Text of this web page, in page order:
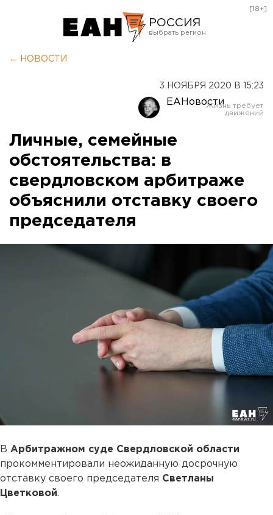
РОССИЯ
Оренбург
[18+]
← НОВОСТИ
3 НОЯБРЯ 2020 В 15:23
ЕАНовости
Личные, семейные
обстоятельства: в
свердловском арбитраже
объяснили отставку своего
председателя
В Арбитражном суде Свердловской области
прокомментировали неожиданную досрочную
отставку своего председателя Светланы
Цветковой.